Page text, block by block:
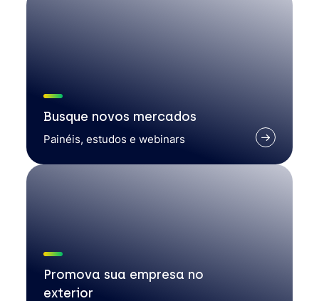
Busque novos mercados
Painéis, estudos e webinars
Promova sua empresa no
exterior